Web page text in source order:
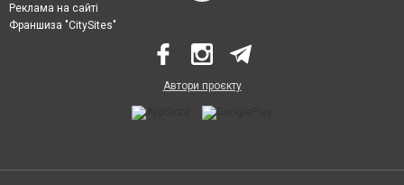
Реклама на сайті
Франшиза "CitySites"
Автори проєкту